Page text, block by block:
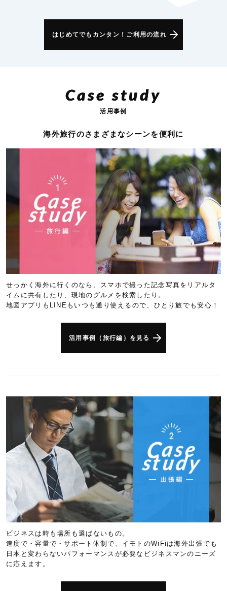
はじめてでもカンタン！ご利用の流れ
Case study
活用事例
海外旅行のさまざまなシーンを便利に
せっかく海外に行くのなら、スマホで撮った記念写真をリアルタ
イムに共有したり、現地のグルメを検索したり。
地図アプリもLINEもいつも通り使えるので、ひとり旅でも安心！
活用事例（旅行編）を見る
ビジネスは時も場所も選ばないもの。
速度で・容量で・サポート体制で、イモトのWiFiは海外出張でも
日本と変わらないパフォーマンスが必要なビジネスマンのニーズ
に応えます。